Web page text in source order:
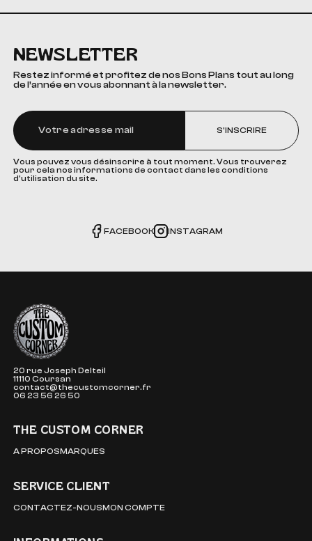
NEWSLETTER
Restez informé et profitez de nos Bons Plans tout au long
de l’année en vous abonnant à la newsletter.
S'INSCRIRE
Vous pouvez vous désinscrire à tout moment. Vous trouverez
pour cela nos informations de contact dans les conditions
d'utilisation du site.
FACEBOOK INSTAGRAM
The Custom Corner
20 rue Joseph Delteil
11110 Coursan
contact@thecustomcorner.fr
06 23 56 26 50
THE CUSTOM CORNER
A PROPOSMARQUES
SERVICE CLIENT
CONTACTEZ-NOUSMON COMPTE